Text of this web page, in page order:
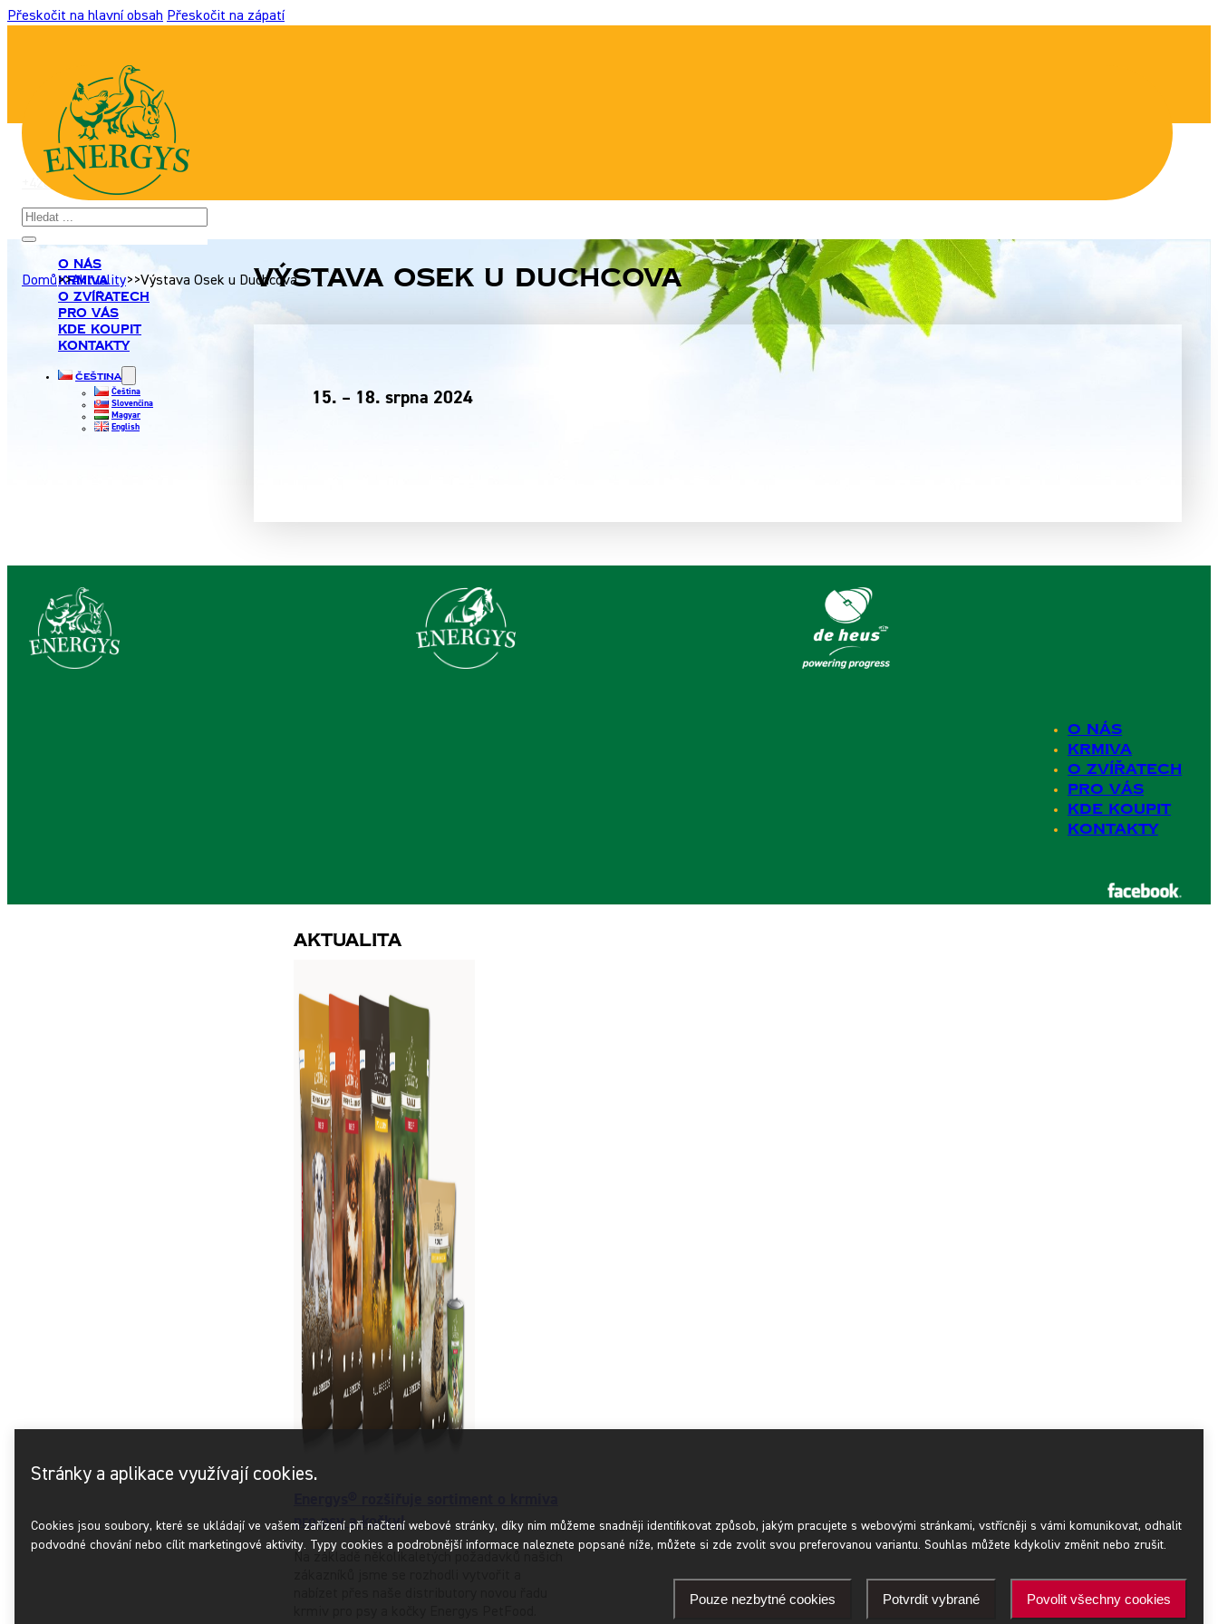
Přeskočit na hlavní obsah Přeskočit na zápatí
+420 517 307 701 info@energyshobby.cz
Hledat
Domů>>Aktuality>>Výstava Osek u Duchcova
O nás
Krmiva
O zvířatech
Pro Vás
Kde koupit
Kontakty
Čeština
Čeština
Slovenčina
Magyar
English
Výstava Osek u Duchcova
15. – 18. srpna 2024
O nás
Krmiva
O zvířatech
Pro Vás
Kde koupit
Kontakty
Aktualita
pro psy a kočky!
Stránky a aplikace využívají cookies.
Cookies jsou soubory, které se ukládají ve vašem zařízení při načtení webové stránky, díky nim můžeme snadněji identifikovat způsob, jakým pracujete s webovými stránkami, vstřícněji s vámi komunikovat, odhalit
podvodné chování nebo cílit marketingové aktivity. Typy cookies a podrobnější informace naleznete popsané níže, můžete si zde zvolit svou preferovanou variantu. Souhlas můžete kdykoliv změnit nebo zrušit.
Pouze nezbytné cookies Potvrdit vybrané Povolit všechny cookies